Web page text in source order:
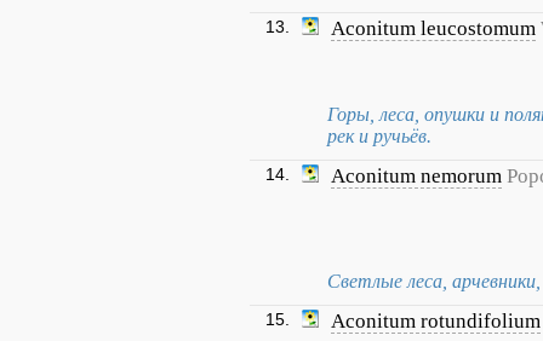
13. Aconitum leucostomum
Горы, леса, опушки и
рек и ручьёв.
14. Aconitum nemorum
Светлые леса,
15. Aconitum rotundifolium